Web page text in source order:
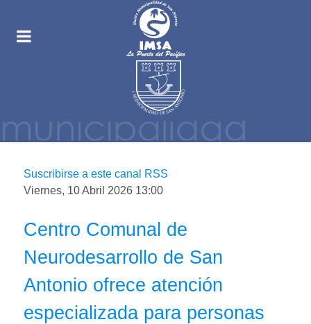
Suscribirse a este canal RSS
Viernes, 10 Abril 2026 13:00
Centro Comunal de
Neurodesarrollo de San
Antonio ofrece atención
especializada para personas